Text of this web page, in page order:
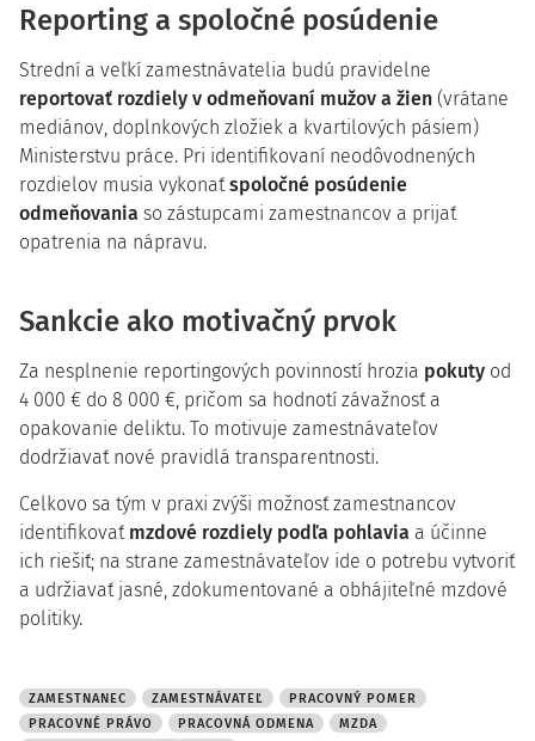
Reporting a spoločné posúdenie
Strední a veľkí zamestnávatelia budú pravidelne
reportovať rozdiely v odmeňovaní mužov a žien (vrátane
mediánov, doplnkových zložiek a kvartilových pásiem)
Ministerstvu práce. Pri identifikovaní neodôvodnených
rozdielov musia vykonaťspoločné posúdenie
odmeňovania so zástupcami zamestnancov a prijať
opatrenia na nápravu.
Sankcie ako motivačný prvok
Za nesplnenie reportingových povinností hrozia pokuty od
4 000 € do 8 000 €, pričom sa hodnotí závažnosť a
opakovanie deliktu. To motivuje zamestnávateľov
dodržiavať nové pravidlá transparentnosti.
Celkovo sa tým v praxi zvýši možnosť zamestnancov
identifikovať mzdové rozdiely podľa pohlavia a účinne
ich riešiť; na strane zamestnávateľov ide o potrebu vytvoriť
a udržiavať jasné, zdokumentované a obhájiteľné mzdové
politiky.
ZAMESTNANEC ZAMESTNÁVATEĽ
PRACOVNÝ POMER
PRACOVNÉ PRÁVO
PRACOVNÁ ODMENA MZDA